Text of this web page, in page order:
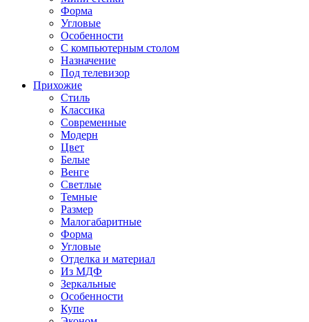
Форма
Угловые
Особенности
С компьютерным столом
Назначение
Под телевизор
Прихожие
Стиль
Классика
Современные
Модерн
Цвет
Белые
Венге
Светлые
Темные
Размер
Малогабаритные
Форма
Угловые
Отделка и материал
Из МДФ
Зеркальные
Особенности
Купе